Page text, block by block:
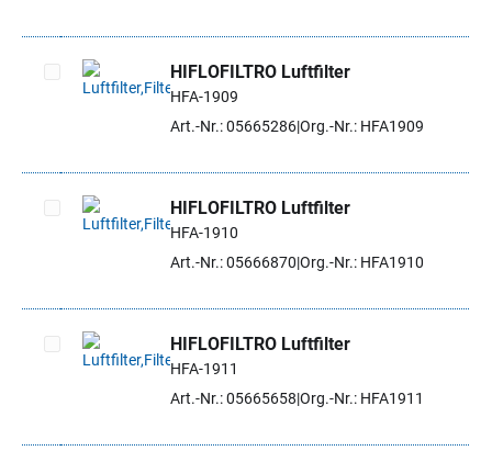
Artikel auswählen
HIFLOFILTRO Luftfilter
HFA-1909
Art.-Nr.: 05665286Org.-Nr.: HFA1909
Artikel auswählen
HIFLOFILTRO Luftfilter
HFA-1910
Art.-Nr.: 05666870 Org.-Nr.: HFA1910
Artikel auswählen
HIFLOFILTRO Luftfilter
HFA-1911
Art.-Nr.: 05665658 Org.-Nr.: HFA1911